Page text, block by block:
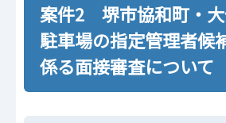
案件2 堺市協和町・
駐車場の指定管理者候
係る面接審査について